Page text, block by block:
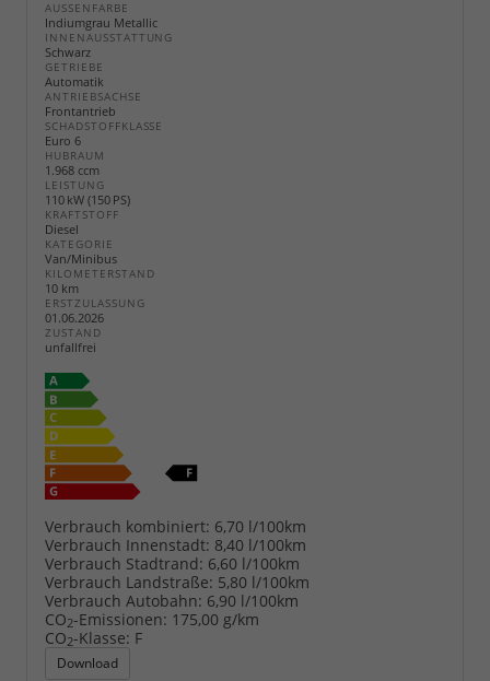
AUSSENFARBE
Indiumgrau Metallic
INNENAUSSTATTUNG
Schwarz
GETRIEBE
Automatik
ANTRIEBSACHSE
Frontantrieb
SCHADSTOFFKLASSE
Euro 6
HUBRAUM
1.968 ccm
LEISTUNG
110 kW (150 PS)
KRAFTSTOFF
Diesel
KATEGORIE
Van/Minibus
KILOMETERSTAND
10 km
ERSTZULASSUNG
01.06.2026
ZUSTAND
unfallfrei
Verbrauch kombiniert: 6,70 l/100km
Verbrauch Innenstadt: 8,40 l/100km
Verbrauch Stadtrand: 6,60 l/100km
Verbrauch Landstraße: 5,80 l/100km
Verbrauch Autobahn: 6,90 l/100km
CO2-Emissionen: 175,00 g/km
CO2-Klasse: F
Download